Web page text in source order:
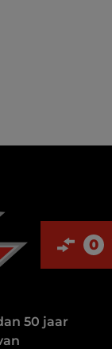
0
50 jaar